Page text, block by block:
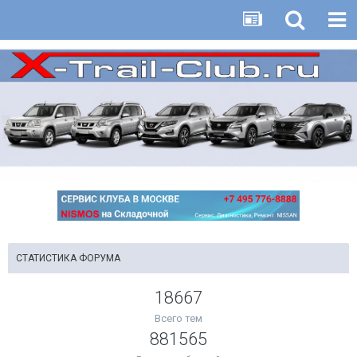
СТАТИСТИКА ФОРУМА
18667
Всего тем
881565